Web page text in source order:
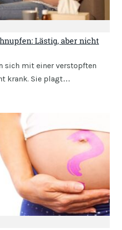
Lästig, aber nicht
sich mit einer verstopften
krank. Sie plagt…